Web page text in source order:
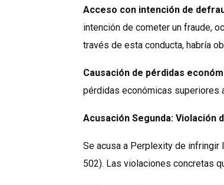
Acceso con intención de
intención de cometer un fraude,
través de esta conducta, habría
Causación de pérdidas
pérdidas económicas superiores
Acusación Segunda: Violación
Se acusa a Perplexity de
502). Las violaciones concretas